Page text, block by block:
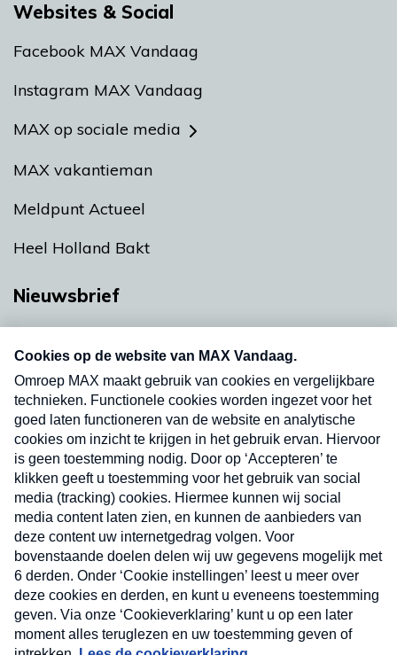
Websites & Social
Facebook MAX Vandaag
Instagram MAX Vandaag
MAX op sociale media
MAX vakantieman
Meldpunt Actueel
Heel Holland Bakt
Nieuwsbrief
nieuwsbrief. Elke vrijdag- en dinsdagochtend in
uw mailbox.
Verzend
Nieuwsbrief
Neem hier een gratis abonnement op onze
nieuwsbrief. Elke vrijdag- en dinsdagochtend in uw